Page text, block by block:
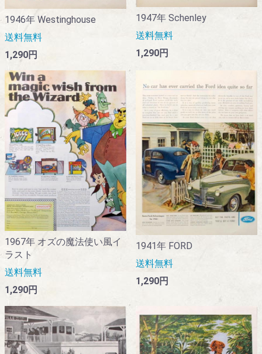
1946年 Westinghouse
送料無料
1,290円
1947年 Schenley
送料無料
1,290円
1967年 オズの魔法使い風イ
ラスト
送料無料
1,290円
1941年 FORD
送料無料
1,290円